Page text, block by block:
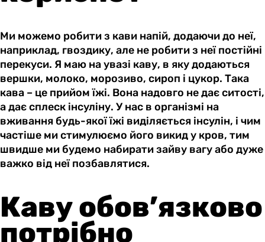
Ми можемо робити з кави напій, додаючи до неї,
наприклад, гвоздику, але не робити з неї постійні
перекуси. Я маю на увазі каву, в яку додаються
вершки, молоко, морозиво, сироп і цукор. Така
кава – це прийом їжі. Вона надовго не дає ситості,
а дає сплеск інсуліну. У нас в організмі на
вживання будь-якої їжі виділяється інсулін, і чим
частіше ми стимулюємо його викид у кров, тим
швидше ми будемо набирати зайву вагу або дуже
важко від неї позбавлятися.
Каву обов’язково
потрібно